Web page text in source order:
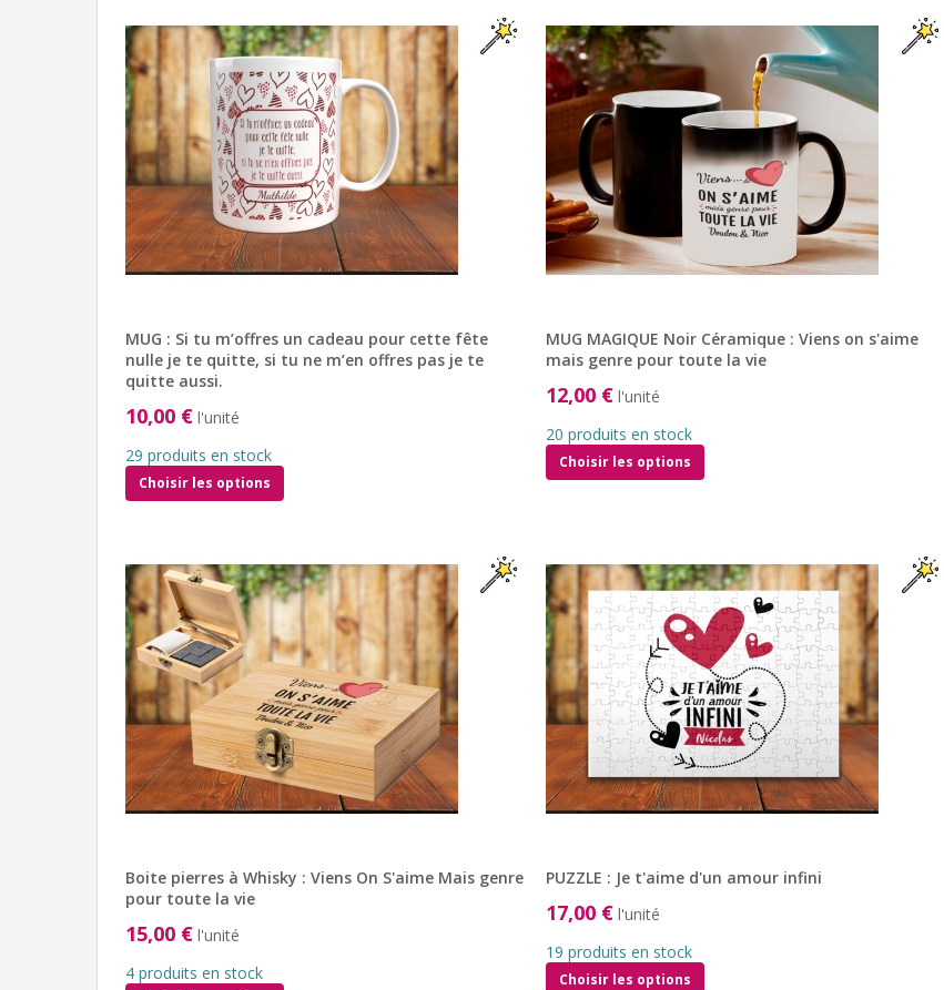
MUG : Si tu m’offres un cadeau pour cette fête
nulle je te quitte, si tu ne m’en offres pas je te
quitte aussi.
10,00 € l'unité
29 produits en stock
Choisir les options
MUG MAGIQUE Noir Céramique : Viens on s'aime
mais genre pour toute la vie
12,00 € l'unité
20 produits en stock
Choisir les options
Boite pierres à Whisky : Viens On S'aime Mais genre
pour toute la vie
15,00 € l'unité
4 produits en stock
PUZZLE : Je t'aime d'un amour infini
17,00 € l'unité
19 produits en stock
Choisir les options